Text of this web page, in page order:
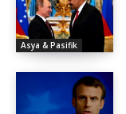
Asya & Pasifik